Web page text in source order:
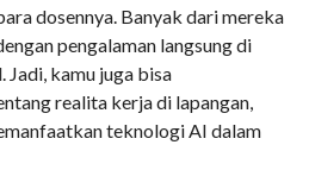
dosennya. Banyak dari mereka
pengalaman langsung di
kamu juga bisa
realita kerja di lapangan,
teknologi AI dalam